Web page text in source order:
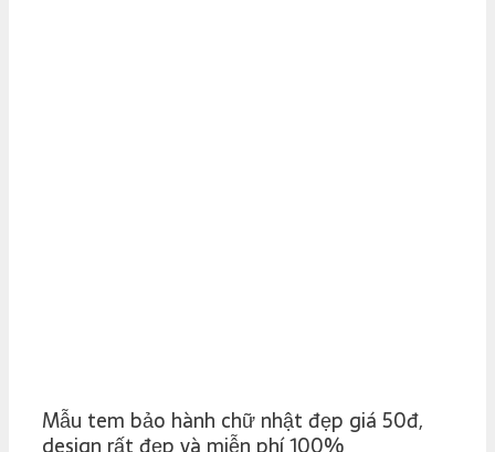
Mẫu tem bảo hành chữ nhật đẹp giá 50đ,